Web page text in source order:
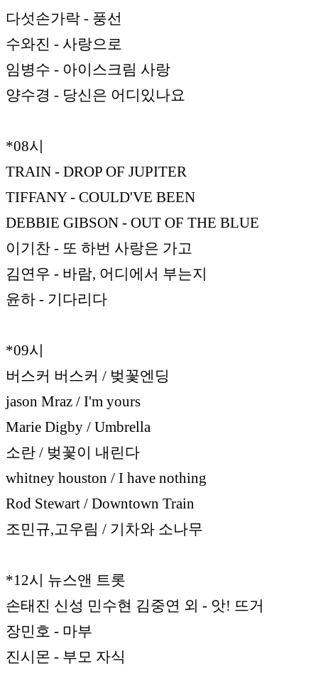
다섯손가락 - 풍선
수와진 - 사랑으로
임병수 - 아이스크림 사랑
양수경 - 당신은 어디있나요
*08시
TRAIN - DROP OF JUPITER
TIFFANY - COULD'VE BEEN
DEBBIE GIBSON - OUT OF THE BLUE
이기찬 - 또 하번 사랑은 가고
김연우 - 바람, 어디에서 부는지
윤하 - 기다리다
*09시
버스커 버스커 / 벚꽃엔딩
jason Mraz / I'm yours
Marie Digby / Umbrella
소란 / 벚꽃이 내린다
whitney houston / I have nothing
Rod Stewart / Downtown Train
조민규,고우림 / 기차와 소나무
*12시 뉴스앤 트롯
손태진 신성 민수현 김중연 외 - 앗! 뜨거
장민호 - 마부
진시몬 - 부모 자식